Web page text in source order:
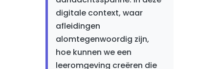
digitale context, waar
afleidingen
alomtegenwoordig zijn,
hoe kunnen we een
leeromgeving creëren die